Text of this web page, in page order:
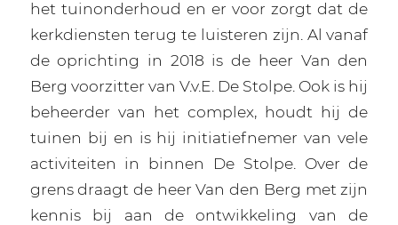
het tuinonderhoud en er voor zorgt dat de
kerkdiensten terug te luisteren zijn. Al vanaf
de oprichting in 2018 is de heer Van den
Berg voorzitter van V.v.E. De Stolpe. Ook is hij
beheerder van het complex, houdt hij de
tuinen bij en is hij initiatiefnemer van vele
activiteiten in binnen De Stolpe. Over de
grens draagt de heer Van den Berg met zijn
kennis bij aan de ontwikkeling van de